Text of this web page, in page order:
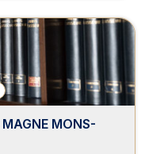
MONS-